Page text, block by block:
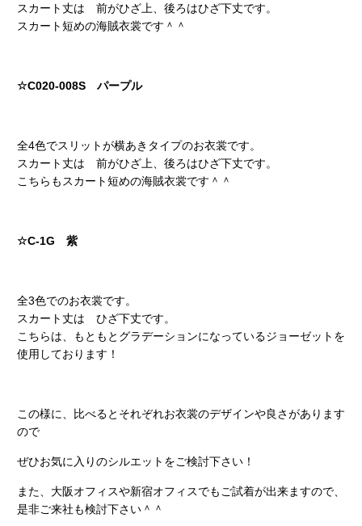
スカート丈は 前がひざ上、後ろはひざ下丈です。
スカート短めの海賊衣裳です＾＾
☆C020-008S パープル
全4色でスリットが横あきタイプのお衣裳です。
スカート丈は 前がひざ上、後ろはひざ下丈です。
こちらもスカート短めの海賊衣裳です＾＾
☆C-1G 紫
全3色でのお衣裳です。
スカート丈は ひざ下丈です。
こちらは、もともとグラデーションになっているジョーゼットを
使用しております！
この様に、比べるとそれぞれお衣裳のデザインや良さがあります
ので
ぜひお気に入りのシルエットをご検討下さい！
また、大阪オフィスや新宿オフィスでもご試着が出来ますので、
是非ご来社も検討下さい＾＾